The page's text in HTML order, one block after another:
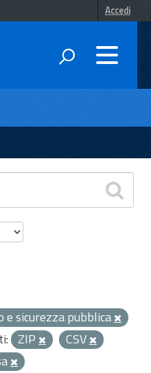
Accedi
e sicurezza pubblica
ZIP
CSV